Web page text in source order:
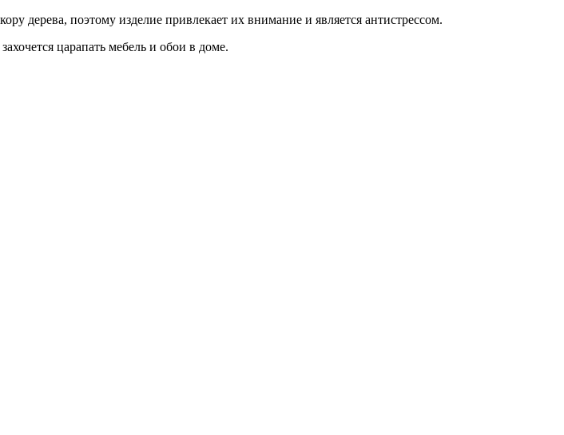
дерева, поэтому изделие привлекает их внимание и является антистрессом.
царапать мебель и обои в доме.